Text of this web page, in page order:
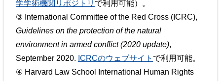
学学術機関リポジトリ で利用可能）。
③ International Committee of the Red Cross (ICRC),
Guidelines on the protection of the natural
environment in armed conflict (2020 update),
September 2020. ICRCのウェブサイト で利用可能。
④ Harvard Law School International Human Rights